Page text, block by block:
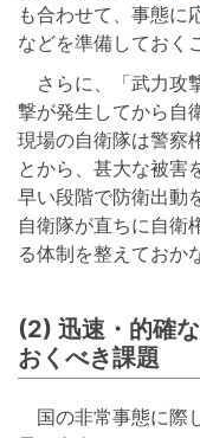
も合わせて、事態に
などを準備しておく
さらに、「武力攻
撃が発生してから自
現場の自衛隊は警察
とから、甚大な被害
早い段階で防衛出動
自衛隊が直ちに自衛
る体制を整えておか
(2) 迅速・的確
おくべき課題
国の非常事態に際